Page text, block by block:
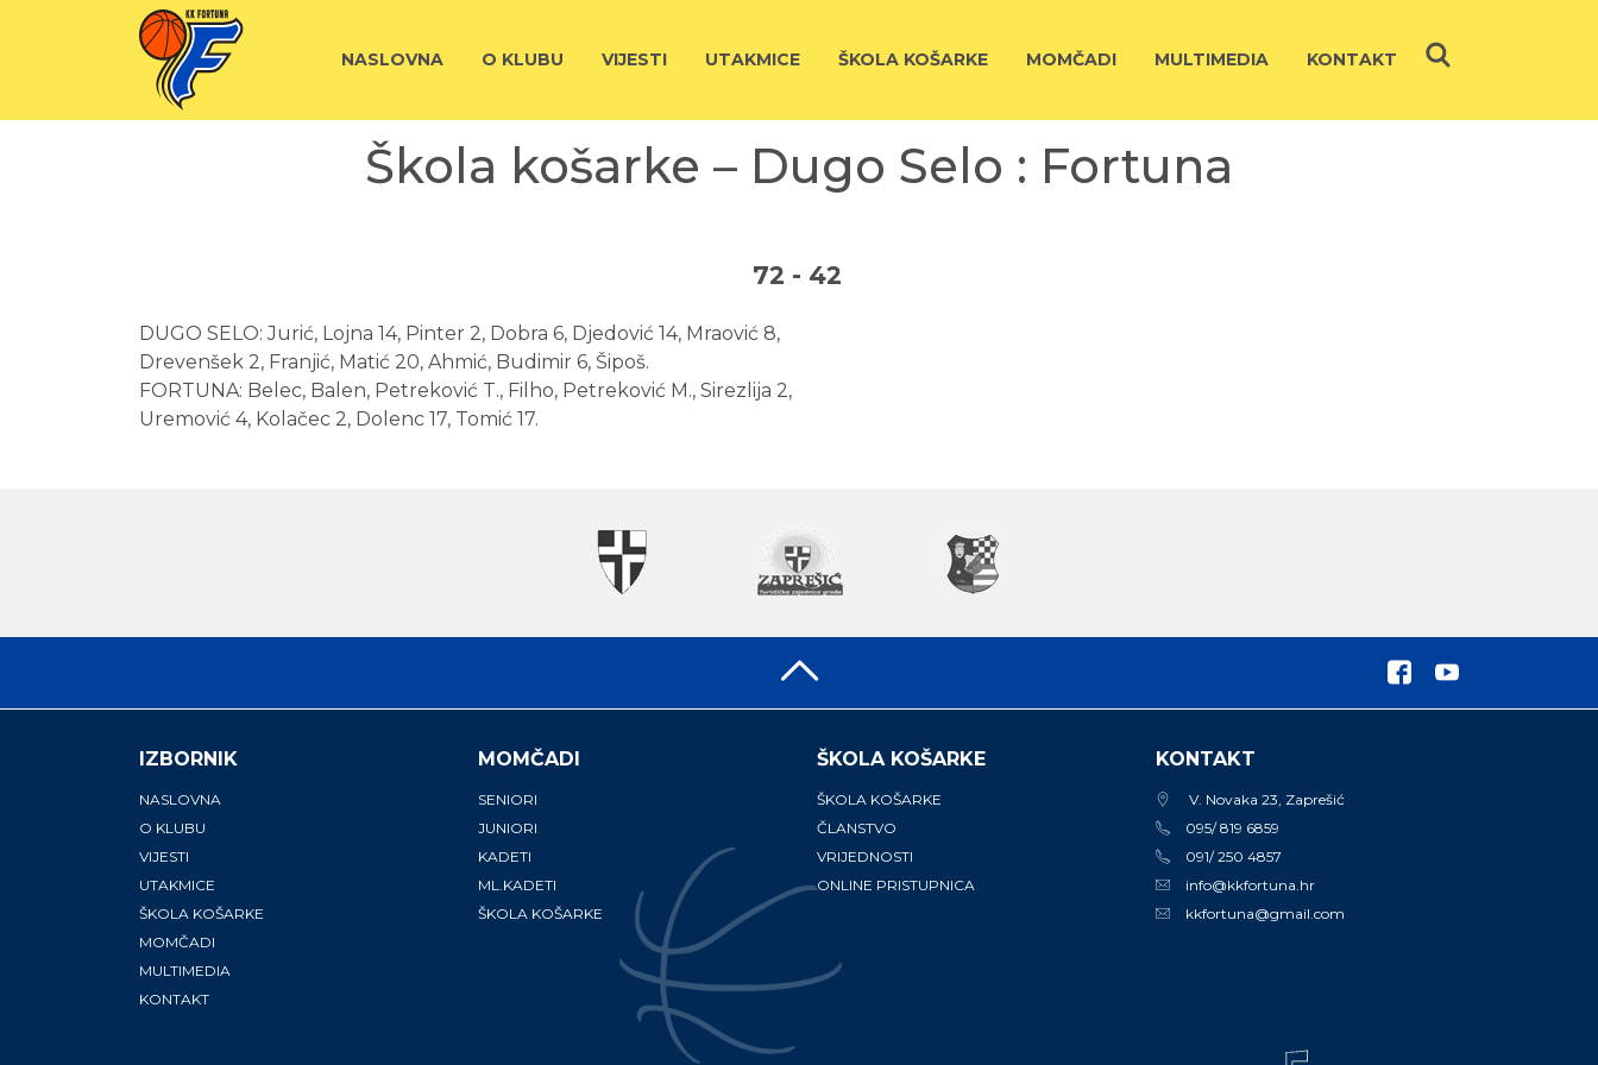
NASLOVNA O KLUBU VIJESTI UTAKMICE ŠKOLA KOŠARKE MOMČADI MULTIMEDIA KONTAKT
Škola košarke – Dugo Selo : Fortuna
72 - 42
DUGO SELO: Jurić, Lojna 14, Pinter 2, Dobra 6, Djedović 14, Mraović 8,
Drevenšek 2, Franjić, Matić 20, Ahmić, Budimir 6, Šipoš.
FORTUNA: Belec, Balen, Petreković T., Filho, Petreković M., Sirezlija 2,
Uremović 4, Kolačec 2, Dolenc 17, Tomić 17.
IZBORNIK
NASLOVNA
O KLUBU
VIJESTI
UTAKMICE
ŠKOLA KOŠARKE
MOMČADI
MULTIMEDIA
KONTAKT
MOMČADI
SENIORI
JUNIORI
KADETI
ML.KADETI
ŠKOLA KOŠARKE
ŠKOLA KOŠARKE
ŠKOLA KOŠARKE
ČLANSTVO
VRIJEDNOSTI
ONLINE PRISTUPNICA
KONTAKT
V. Novaka 23, Zaprešić
095/ 819 6859
091/ 250 4857
info@kkfortuna.hr
kkfortuna@gmail.com